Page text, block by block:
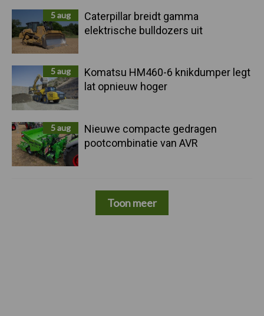
5 aug
Caterpillar breidt gamma
elektrische bulldozers uit
5 aug
Komatsu HM460-6 knikdumper legt
lat opnieuw hoger
5 aug
Nieuwe compacte gedragen
pootcombinatie van AVR
Toon meer